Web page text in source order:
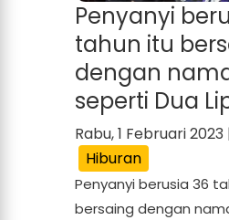
Penyanyi
tahun itu
dengan
seperti Dua
Rabu, 1 Februari 2023 |
Hiburan
Penyanyi berusia 36
bersaing dengan